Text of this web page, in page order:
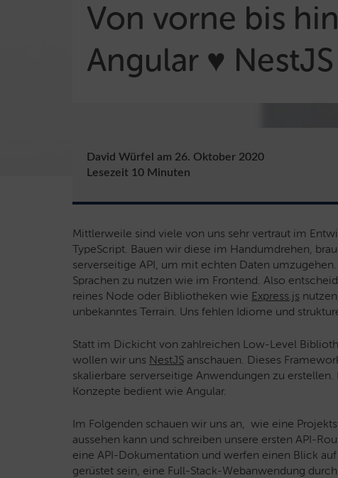
Von vorne bis
Angular ♥ NestJS
David Würfel am 26. Oktober 2020
Lesezeit 10 Minuten
Mittlerweile sind viele von uns sehr vertraut im
TypeScript. Bauen wir diese im Handumdrehen,
serverseitige API, um mit echten Daten umzugehen.
Sprachen zu nutzen wie im Frontend. Also
reines Node oder Bibliotheken wie Express.js
unbekanntes Terrain. Uns fehlen Idiome und
Statt im Dickicht von zahlreichen Low-Level
wollen wir uns NestJS anschauen. Dieses
skalierbare serverseitige Anwendungen zu
Konzepte bedient wie Angular.
Im Folgenden schauen wir uns an, wie eine
aussehen kann und schreiben unsere ersten API-
eine API-Dokumentation und werfen einen Blick
gerüstet sein, eine Full-Stack-Webanwendung